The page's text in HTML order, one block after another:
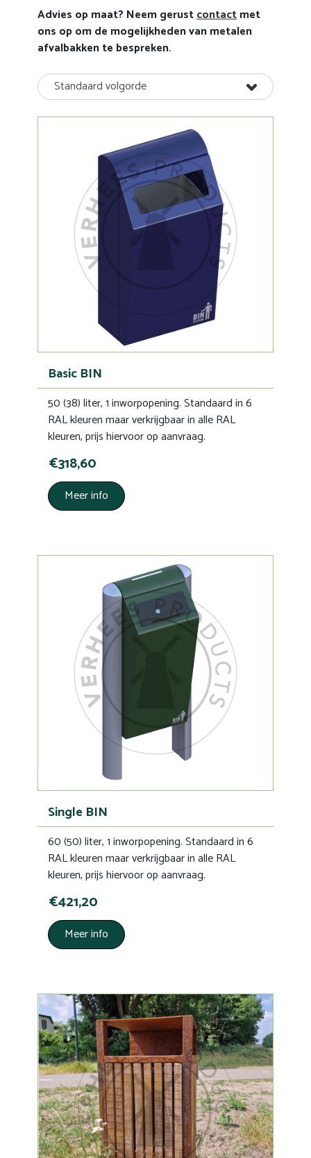
Advies op maat? Neem gerustcontactmet
ons op om de mogelijkheden van metalen
afvalbakken te bespreken.
Standaard volgorde
Basic BIN
50 (38) liter, 1 inworpopening. Standaard in 6
RAL kleuren maar verkrijgbaar in alle RAL
kleuren, prijs hiervoor op aanvraag.
€318,60
Meer info
Single BIN
60 (50) liter, 1 inworpopening. Standaard in 6
RAL kleuren maar verkrijgbaar in alle RAL
kleuren, prijs hiervoor op aanvraag.
€421,20
Meer info